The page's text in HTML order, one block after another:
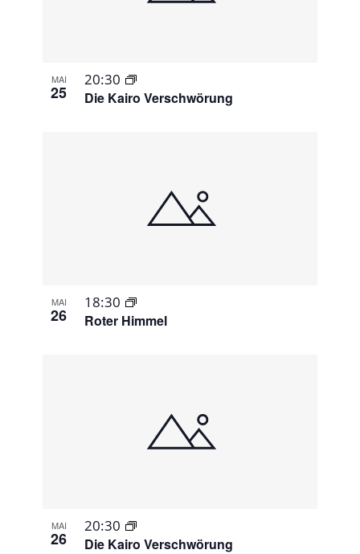
MAI
25 Die Kairo Verschwörung
20:30
MAI
26 Roter Himmel
18:30
MAI
26 Die Kairo Verschwörung
20:30